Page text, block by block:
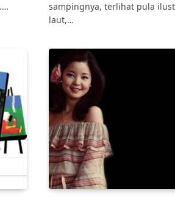
sampingnya, terlihat pula
laut,…